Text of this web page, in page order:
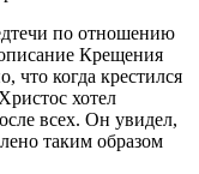
по отношению
Крещения
что когда крестился
хотел
всех. Он увидел,
таким образом